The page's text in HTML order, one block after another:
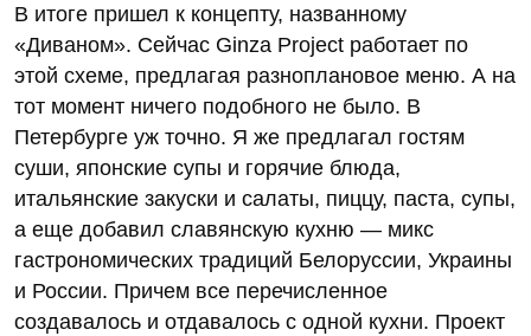
В итоге пришел к концепту, названному
«Диваном». Сейчас Ginza Project работает по
этой схеме, предлагая разноплановое меню. А на
тот момент ничего подобного не было. В
Петербурге уж точно. Я же предлагал гостям
суши, японские супы и горячие блюда,
итальянские закуски и салаты, пиццу, паста, супы,
а еще добавил славянскую кухню — микс
гастрономических традиций Белоруссии, Украины
и России. Причем все перечисленное
создавалось и отдавалось с одной кухни. Проект